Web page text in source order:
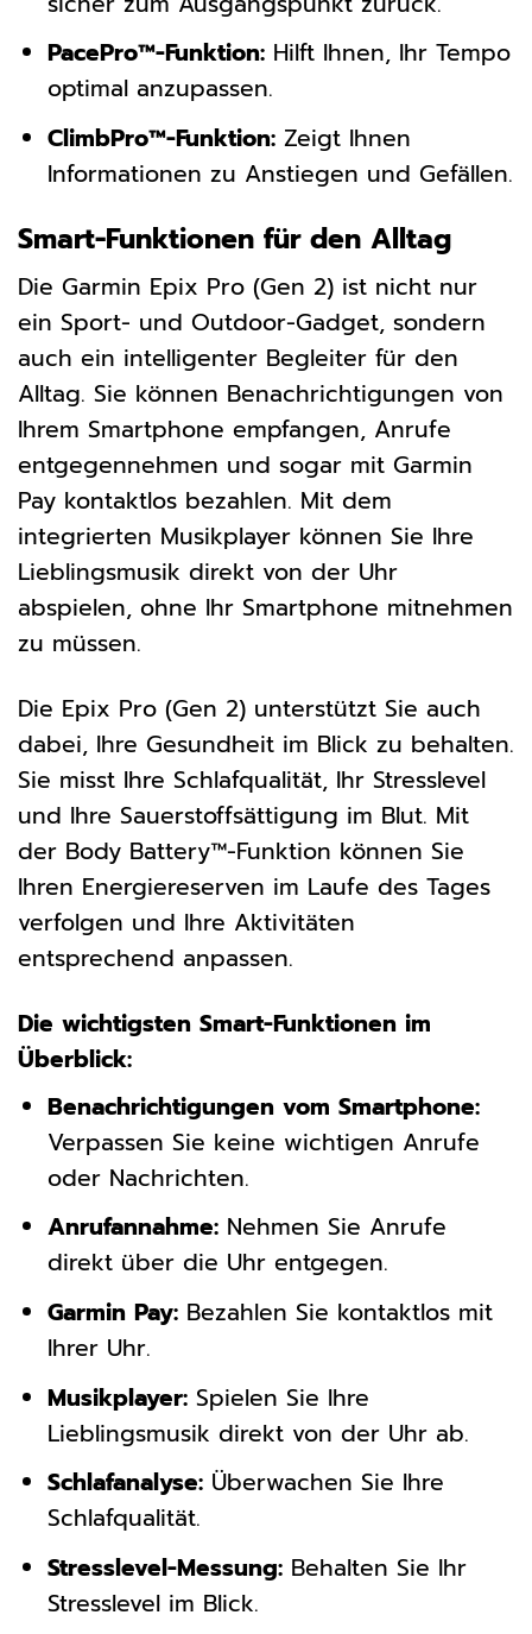
PacePro™-Funktion:Hilft Ihnen, Ihr Tempo
optimal anzupassen.
ClimbPro™-Funktion:Zeigt Ihnen
Informationen zu Anstiegen und Gefällen.
Smart-Funktionen für den Alltag
Die Garmin Epix Pro (Gen 2) ist nicht nur
ein Sport- und Outdoor-Gadget, sondern
auch ein intelligenter Begleiter für den
Alltag. Sie können Benachrichtigungen von
Ihrem Smartphone empfangen, Anrufe
entgegennehmen und sogar mit Garmin
Pay kontaktlos bezahlen. Mit dem
integrierten Musikplayer können Sie Ihre
Lieblingsmusik direkt von der Uhr
abspielen, ohne Ihr Smartphone mitnehmen
zu müssen.
Die Epix Pro (Gen 2) unterstützt Sie auch
dabei, Ihre Gesundheit im Blick zu behalten.
Sie misst Ihre Schlafqualität, Ihr Stresslevel
und Ihre Sauerstoffsättigung im Blut. Mit
der Body Battery™-Funktion können Sie
Ihren Energiereserven im Laufe des Tages
verfolgen und Ihre Aktivitäten
entsprechend anpassen.
Die wichtigsten Smart-Funktionen im
Überblick:
Benachrichtigungen vom Smartphone:
Verpassen Sie keine wichtigen Anrufe
oder Nachrichten.
Anrufannahme:Nehmen Sie Anrufe
direkt über die Uhr entgegen.
Garmin Pay:Bezahlen Sie kontaktlos mit
Ihrer Uhr.
Musikplayer:Spielen Sie Ihre
Lieblingsmusik direkt von der Uhr ab.
Schlafanalyse:Überwachen Sie Ihre
Schlafqualität.
Stresslevel-Messung:Behalten Sie Ihr
Stresslevel im Blick.